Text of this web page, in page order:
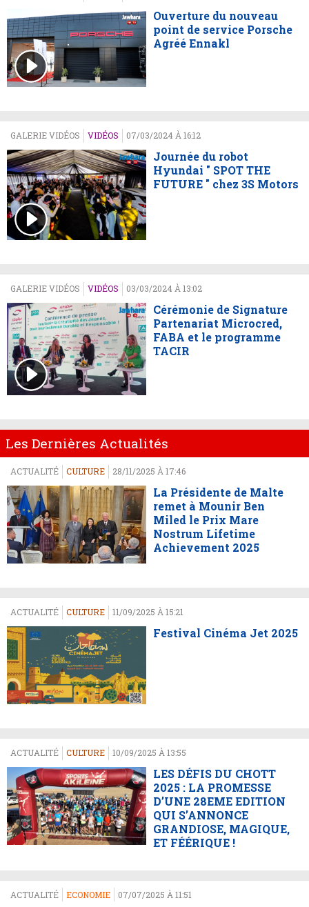
Ouverture du nouveau
point de service Porsche
Agréé Ennakl
GALERIE VIDÉOS VIDÉOS 07/03/2024 À 16:12
Journée du robot
Hyundai " SPOT THE
FUTURE " chez 3S Motors
GALERIE VIDÉOS VIDÉOS 03/03/2024 À 13:02
Cérémonie de Signature
Partenariat Microcred,
FABA et le programme
TACIR
Les Dernières Actualités
ACTUALITÉ CULTURE 28/11/2025 À 17:46
La Présidente de Malte
remet à Mounir Ben
Miled le Prix Mare
Nostrum Lifetime
Achievement 2025
ACTUALITÉ CULTURE 11/09/2025 À 15:21
Festival Cinéma Jet 2025
ACTUALITÉ CULTURE 10/09/2025 À 13:55
LES DÉFIS DU CHOTT
2025 : LA PROMESSE
D’UNE 28EME EDITION
QUI S’ANNONCE
GRANDIOSE, MAGIQUE,
ET FÉÉRIQUE !
ACTUALITÉ ECONOMIE 07/07/2025 À 11:51